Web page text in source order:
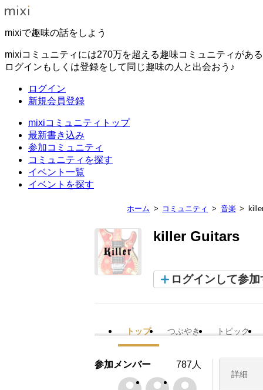
mixiで趣味の話をしよう
mixiコミュニティには270万を超える趣味コミュニティがあ
ログインもしくは登録をして同じ趣味の人と出会おう♪
ログイン
新規会員登録
mixiコミュニティトップ
最新書き込み
参加コミュニティ
コミュニティを探す
イベント一覧
イベントを探す
ホーム コミュニティ 音楽
killer Guitars
ログインして参加
トップ つぶやき トピック
詳細
参加メンバー 787人